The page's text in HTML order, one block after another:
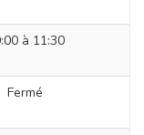
à 11:30
Fermé